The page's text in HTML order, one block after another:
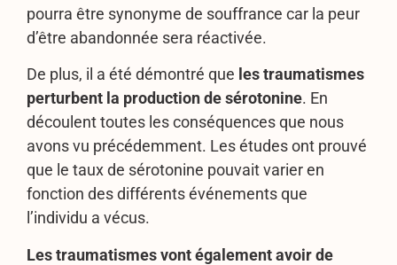
pourra être synonyme de souffrance car la peur
d’être abandonnée sera réactivée.
De plus, il a été démontré que les traumatismes
perturbent la production de sérotonine. En
découlent toutes les conséquences que nous
avons vu précédemment. Les études ont prouvé
que le taux de sérotonine pouvait varier en
fonction des différents événements que
l’individu a vécus.
Les traumatismes vont également avoir de